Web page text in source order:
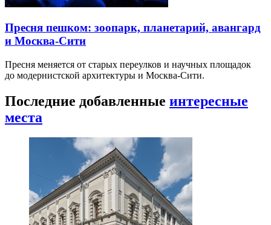
Пресня пешком: зоопарк, планетарий, авангард
и Москва-Сити
Пресня меняется от старых переулков и научных площадок
до модернистской архитектуры и Москва-Сити.
Последние добавленные интересные
места